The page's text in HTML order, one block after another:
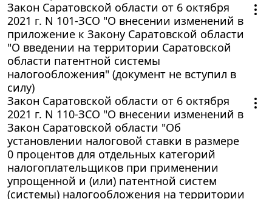
Закон Саратовской области от 6 октября
2021 г. N 101-ЗСО "О внесении изменений в
приложение к Закону Саратовской области
"О введении на территории Саратовской
области патентной системы
налогообложения" (документ не вступил в
силу)
Закон Саратовской области от 6 октября
2021 г. N 110-ЗСО "О внесении изменений в
Закон Саратовской области "Об
установлении налоговой ставки в размере
0 процентов для отдельных категорий
налогоплательщиков при применении
упрощенной и (или) патентной систем
(системы) налогообложения на территории